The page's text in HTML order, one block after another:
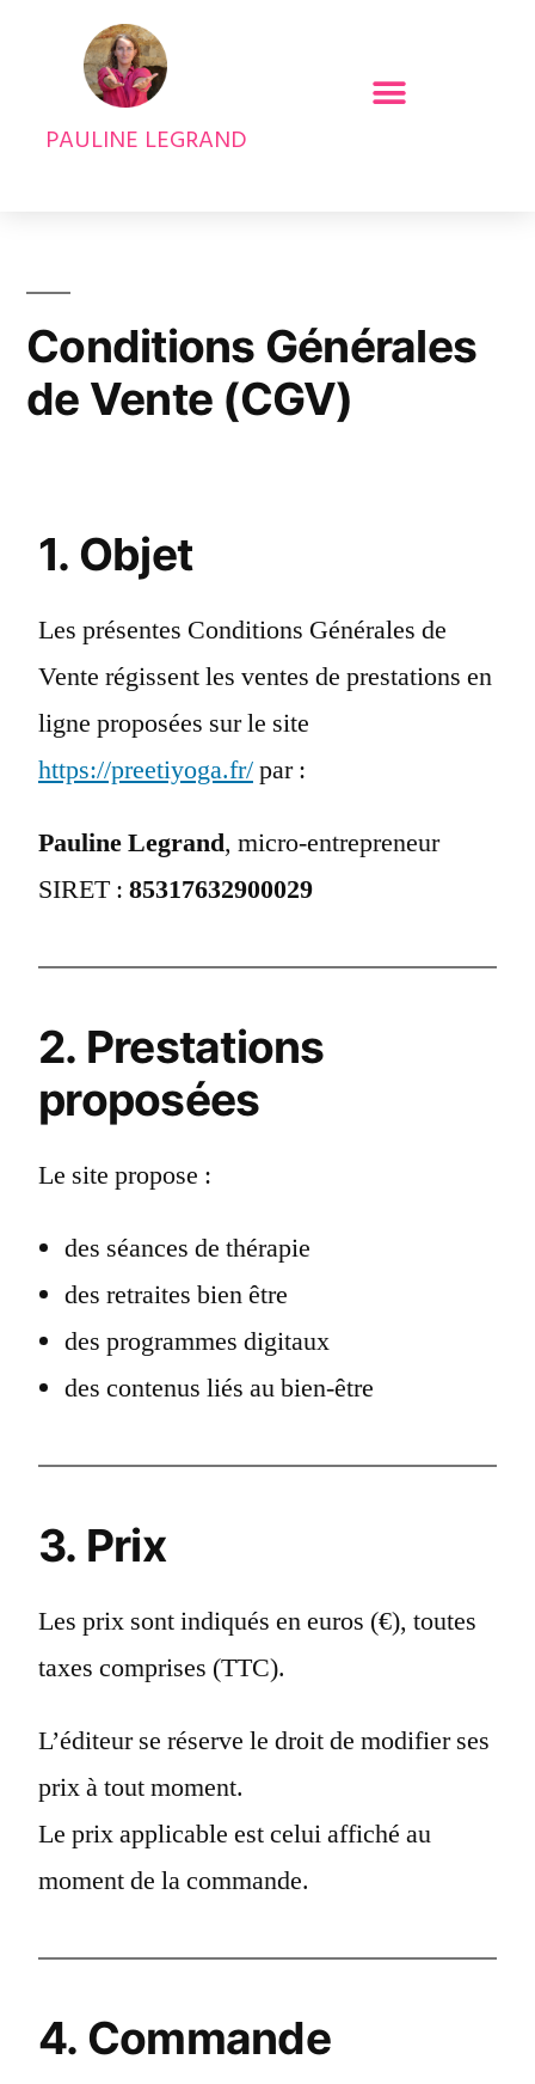
PAULINE LEGRAND
Conditions Générales
de Vente (CGV)
1. Objet
Les présentes Conditions Générales de
Vente régissent les ventes de prestations en
ligne proposées sur le site
https://preetiyoga.fr/par :
Pauline Legrand, micro-entrepreneur
SIRET : 85317632900029
2. Prestations
proposées
Le site propose :
des séances de thérapie
des retraites bien être
des programmes digitaux
des contenus liés au bien-être
3. Prix
Les prix sont indiqués en euros (€), toutes
taxes comprises (TTC).
L’éditeur se réserve le droit de modifier ses
prix à tout moment.
Le prix applicable est celui affiché au
moment de la commande.
4. Commande